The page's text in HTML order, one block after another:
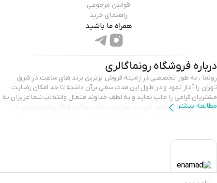
قوانین مرجوعی
راهنمای خرید
همراه ما باشید
درباره فروشگاه رونماگالری
رونما ، به طور تخصصی در زمینه فروش برترین برند های ساعت در شرق
تهران را آغاز نمود و در طول این مدت سعی برآن داشته تا حد امکان رضایت
مشتریان گرامی را جلب نماید و به لطف خداوند متعال وانتخاب شما عزیزان به
مطالعه بیشتر